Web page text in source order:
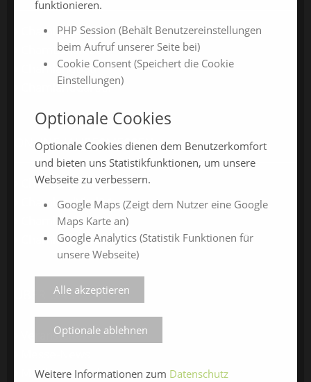
ChamlandSchau
ChamLandleben
ChamlandBau
ChamlandCareer
ONLINE-JAHRESMESSEN
ChamlandSchau24
ChamlandVital24
ChamlandBau24
ChamlandCareer24
ÜBER UNS
Veranstalter
Medienspiegel
funktionieren.
PHP Session (Behält Benutzereinstellungen
beim Aufruf unserer Seite bei)
Cookie Consent (Speichert die Cookie
Einstellungen)
Optionale Cookies
Optionale Cookies dienen dem Benutzerkomfort
und bieten uns Statistikfunktionen, um unsere
Webseite zu verbessern.
Google Maps (Zeigt dem Nutzer eine Google
Maps Karte an)
Google Analytics (Statistik Funktionen für
unsere Webseite)
Alle akzeptieren
Optionale ablehnen
Weitere Informationen zum Datenschutz